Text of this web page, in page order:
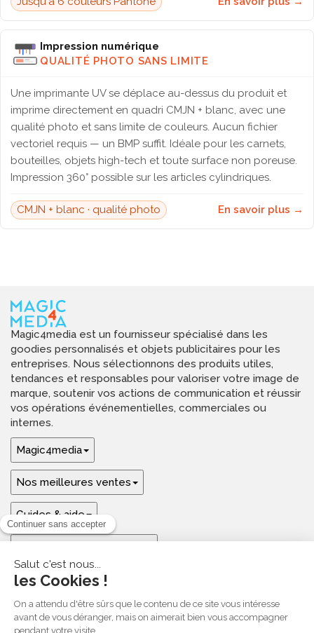
Impression numérique
QUALITÉ PHOTO SANS LIMITE
Une imprimante UV se déplace au-dessus du produit et
imprime directement en quadri CMJN + blanc, avec une
qualité photo et sans limite de couleurs. Aucun fichier
vectoriel requis — un BMP suffit. Idéale pour les carnets,
bouteilles, objets high-tech et toute surface non poreuse.
Impression 360° possible sur les articles cylindriques.
CMJN + blanc · qualité photo En savoir plus →
Magic4media est un fournisseur spécialisé dans les
goodies personnalisés et objets publicitaires pour les
entreprises. Nous sélectionnons des produits utiles,
tendances et responsables pour valoriser votre image de
marque, soutenir vos actions de communication et réussir
vos opérations événementielles, commerciales ou
internes.
Magic4media
Nos meilleures ventes
Guides & aide